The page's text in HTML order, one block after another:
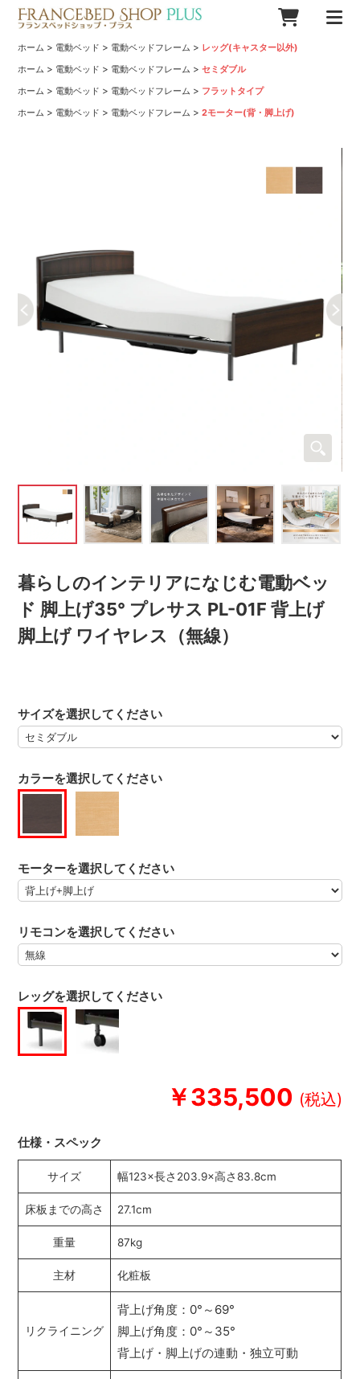
ホーム > 電動ベッド > 電動ベッドフレーム > レッグ(キャスター以外)
ホーム > 電動ベッド > 電動ベッドフレーム >セミダブル
ホーム > 電動ベッド > 電動ベッドフレーム > フラットタイプ
ホーム > 電動ベッド > 電動ベッドフレーム >2モーター(背・脚上げ)
暮らしのインテリアになじむ電動ベッ
ド 脚上げ35° プレサス PL-01F 背上げ
脚上げ ワイヤレス（無線）
￥335,500
カラーを選択してください
サイズを選択してください
モーターを選択してください
リモコンを選択してください
レッグを選択してください
仕様・スペック
サイズ 幅123×長さ203.9×高さ83.8cm
床板までの高さ 27.1cm
重量 87kg
主材 化粧板
リクライニング
背上げ角度：0°～69°
脚上げ角度：0°～35°
背上げ・脚上げの連動・独立可動